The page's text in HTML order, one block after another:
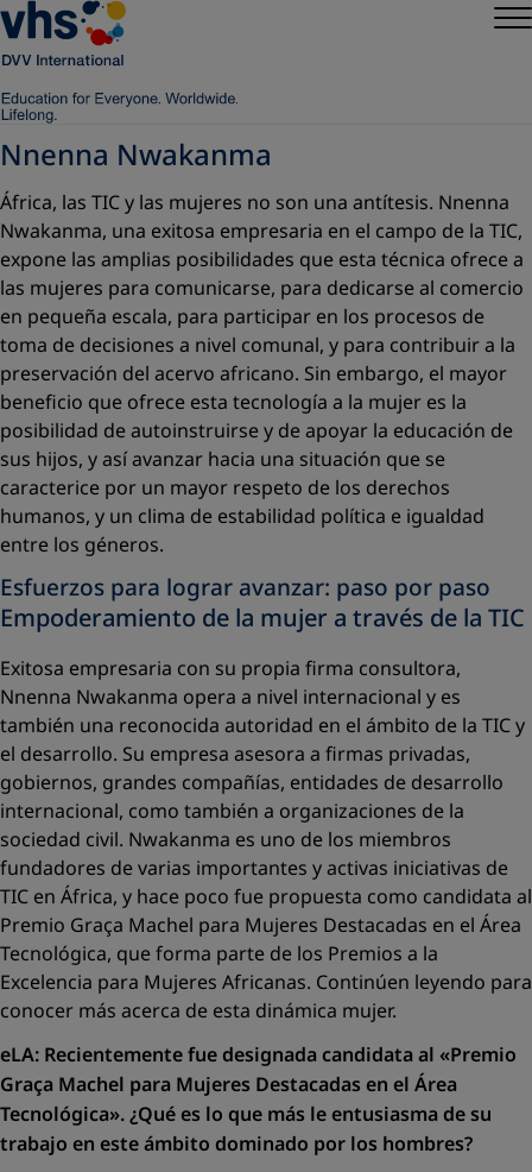
Nnenna Nwakanma
África, las TIC y las mujeres no son una antítesis. Nnenna
Nwakanma, una exitosa empresaria en el campo de la TIC,
expone las amplias posibilidades que esta técnica ofrece a
las mujeres para comunicarse, para dedicarse al comercio
en pequeña escala, para participar en los procesos de
toma de decisiones a nivel comunal, y para contribuir a la
preservación del acervo africano. Sin embargo, el mayor
beneficio que ofrece esta tecnología a la mujer es la
posibilidad de autoinstruirse y de apoyar la educación de
sus hijos, y así avanzar hacia una situación que se
caracterice por un mayor respeto de los derechos
humanos, y un clima de estabilidad política e igualdad
entre los géneros.
Esfuerzos para lograr avanzar: paso por paso
Empoderamiento de la mujer a través de la TIC
Exitosa empresaria con su propia firma consultora,
Nnenna Nwakanma opera a nivel internacional y es
también una reconocida autoridad en el ámbito de la TIC y
el desarrollo. Su empresa asesora a firmas privadas,
gobiernos, grandes compañías, entidades de desarrollo
internacional, como también a organizaciones de la
sociedad civil. Nwakanma es uno de los miembros
fundadores de varias importantes y activas iniciativas de
TIC en África, y hace poco fue propuesta como candidata al
Premio Graça Machel para Mujeres Destacadas en el Área
Tecnológica, que forma parte de los Premios a la
Excelencia para Mujeres Africanas. Continúen leyendo para
conocer más acerca de esta dinámica mujer.
eLA: Recientemente fue designada candidata al «Premio
Graça Machel para Mujeres Destacadas en el Área
Tecnológica».¿Qué es lo que más le entusiasma de su
trabajo en este ámbito dominado por los hombres?